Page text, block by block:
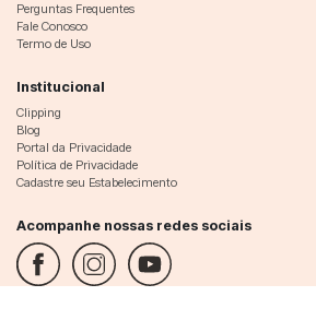
Perguntas Frequentes
Fale Conosco
Termo de Uso
Institucional
Clipping
Blog
Portal da Privacidade
Política de Privacidade
Cadastre seu Estabelecimento
Acompanhe nossas redes sociais